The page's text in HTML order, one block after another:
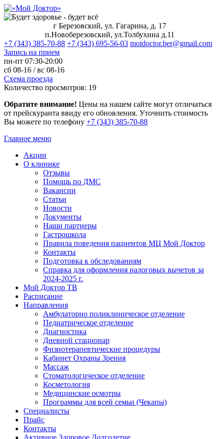
г Березовский, ул. Гагарина, д. 17
п.Новоберезовский, ул.Толбухина д.11
+7 (343) 385-70-88 +7 (343) 695-56-03 moidoctor.ber@gmail.com
Запись на прием
пн-пт 07:30-20:00
сб 08-16 /вс 08-16
Схема проезда
Количество просмотров: 19
Обратите внимание! Цены на нашем сайте могут отличаться
от прейскуранта ввиду его обновления. Уточнить стоимость
Вы можете по телефону +7 (343) 385‑70‑88
Главное меню
Акции
О клинике
Отзывы
Помощь по ДМС
Вакансии
Статьи
Новости
Документы
Наши партнеры
Гастрошкола
Правила поведения пациентов МЦ Мой Доктор
Контакты
Подготовка к обследованиям
Справка для оформления налоговых вычетов за
2024-2025 г.
Мой Доктор ТВ
Расписание
Направления
Амбулаторно поликлиническое отделение
Педиатрическое отделение
Диагностика
Дневной стационар
Физиотерапевтические процедуры
Кабинет Охраны Зрения
Массаж
Стоматологическое отделение
Косметология
Медицинские осмотры
Программы для всей семьи (Чекапы)
Специалисты
Прайс
Контакты
Активное Здоровое Долголетие